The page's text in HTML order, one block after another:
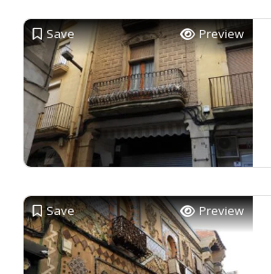
Save Preview
Save Preview